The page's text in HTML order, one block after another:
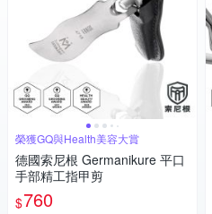
榮獲GQ與Health美容大賞
德國索尼根 Germanikure 平口
手部精工指甲剪
$760